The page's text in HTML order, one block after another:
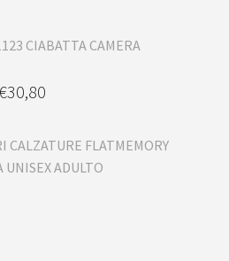
CIABATTA CAMERA
30,80
CALZATURE FLATMEMORY
UNISEX ADULTO